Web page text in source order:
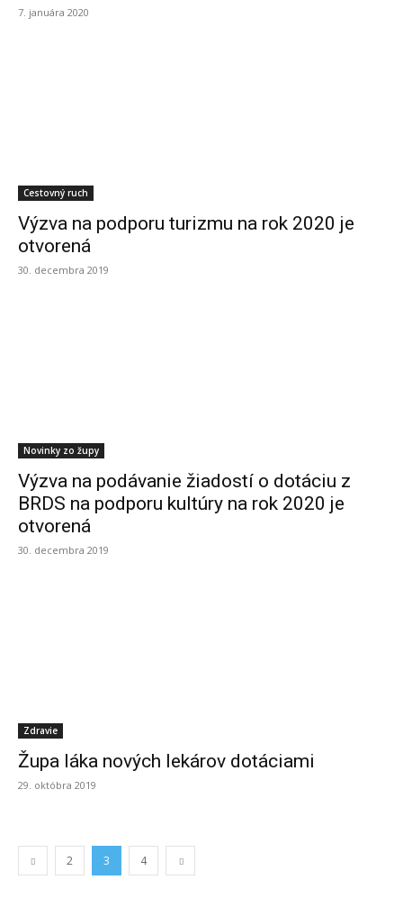
7. januára 2020
Cestovný ruch
Výzva na podporu turizmu na rok 2020 je
otvorená
30. decembra 2019
Novinky zo župy
Výzva na podávanie žiadostí o dotáciu z
BRDS na podporu kultúry na rok 2020 je
otvorená
30. decembra 2019
Zdravie
Župa láka nových lekárov dotáciami
29. októbra 2019
2 3 4